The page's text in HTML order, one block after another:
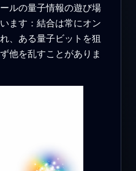
ルの量子情報の遊び場
ます：結合は常にオン
、ある量子ビットを狙
他を乱すことがありま